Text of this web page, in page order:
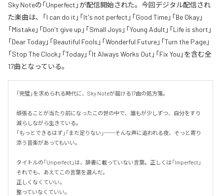
Sky Noteの「Unperfect」が配信開始された。今回デジタル配信され
た楽曲は、「I can do it」「It's not perfect」「Good Time」「Be Okay」
「Mistake」「Don't give up」「Small Joys」「Young Adult」「Life is short」
「Dear Today」「Beautiful Fools」「Wonderful Future」「Turn the Page」
「Stop The Clock」「Today」「It Always Works Out」「Fix You」を含む全
17曲となっている。
「完璧」を求められる時代に、Sky Noteが届ける17曲の処方箋。
頑張ることが当たり前になったこの世の中で、誰もが少しずつ、自分をすり
減らしながら生きている。
「もっとできるはず」「まだ足りない」──そんな声に追われる夜、そっと寄り
添う音楽があってもいい。
タイトルの「Unperfect」は、辞書に載っていない言葉。正しくは「Imperfect」
それでも、あえてこの言葉を選んだ。
正しくなくていい。
整っていなくていい。